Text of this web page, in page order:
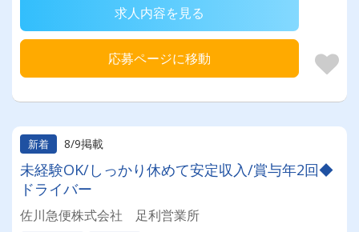
求人内容を見る
応募ページに移動
新着 8/9掲載
未経験OK/しっかり休めて安定収入/賞与年2回◆
ドライバー
佐川急便株式会社 足利営業所